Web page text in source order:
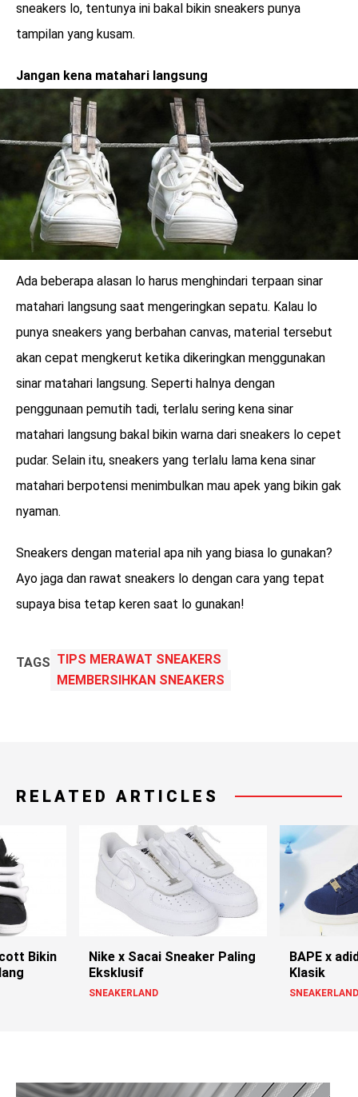
sneakers lo, tentunya ini bakal bikin sneakers punya
tampilan yang kusam.
Jangan kena matahari langsung
Ada beberapa alasan lo harus menghindari terpaan sinar
matahari langsung saat mengeringkan sepatu. Kalau lo
punya sneakers yang berbahan canvas, material tersebut
akan cepat mengkerut ketika dikeringkan menggunakan
sinar matahari langsung. Seperti halnya dengan
penggunaan pemutih tadi, terlalu sering kena sinar
matahari langsung bakal bikin warna dari sneakers lo cepet
pudar. Selain itu, sneakers yang terlalu lama kena sinar
matahari berpotensi menimbulkan mau apek yang bikin gak
nyaman.
Sneakers dengan material apa nih yang biasa lo gunakan?
Ayo jaga dan rawat sneakers lo dengan cara yang tepat
supaya bisa tetap keren saat lo gunakan!
TAGS TIPS MERAWAT SNEAKERS
MEMBERSIHKAN SNEAKERS
RELATED ARTICLES
Bikin
Nike x Sacai Sneaker Paling
Eksklusif
SNEAKERLAND
BAPE x
Klasik
SNEAKERLAND